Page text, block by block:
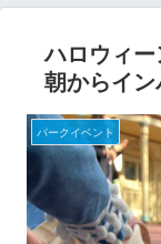
ハロウィ
朝からイ
パークイベント